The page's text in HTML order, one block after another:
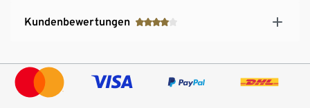
Kundenbewertungen